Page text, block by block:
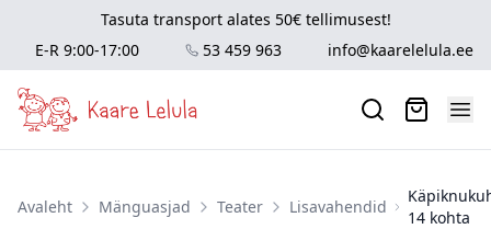
Tasuta transport alates 50€ tellimusest!
E-R 9:00-17:00
53 459 963 info@kaarelelula.ee
Avaleht Mänguasjad Teater Lisavahendid
14 kohta